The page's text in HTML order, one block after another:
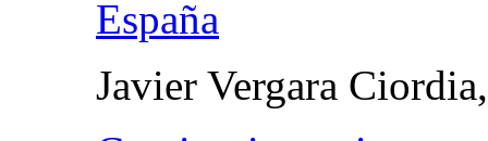
España
Javier Vergara